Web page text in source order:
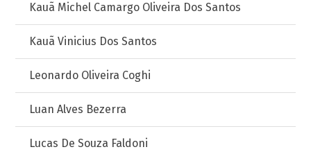
Kauã Michel Camargo Oliveira Dos Santos
Kauã Vinicius Dos Santos
Leonardo Oliveira Coghi
Luan Alves Bezerra
Lucas De Souza Faldoni